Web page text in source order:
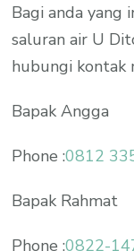
Bagi anda yang
saluran air U
hubungi kontak
Bapak Angga
Phone :0812
Bapak Rahmat
Phone :0822-